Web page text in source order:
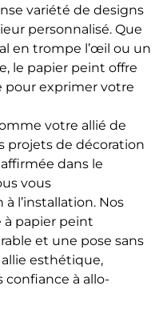
variété de designs
personnalisé. Que
en trompe l’œil ou un
le papier peint offre
pour exprimer votre
votre allié de
projets de décoration
dans le
vous
l’installation. Nos
à papier peint
et une pose sans
esthétique,
confiance à allo-